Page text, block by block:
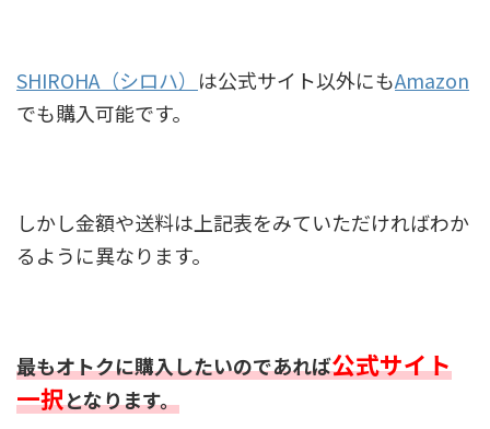
SHIROHA（シロハ） は公式サイト以外にもAmazon
でも購入可能です。
しかし金額や送料は上記表をみていただければわか
るように異なります。
最もオトクに購入したいのであれば公式サイト
一択となります。